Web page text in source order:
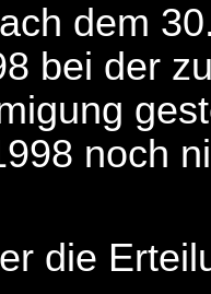
dem
bei der
noch
die